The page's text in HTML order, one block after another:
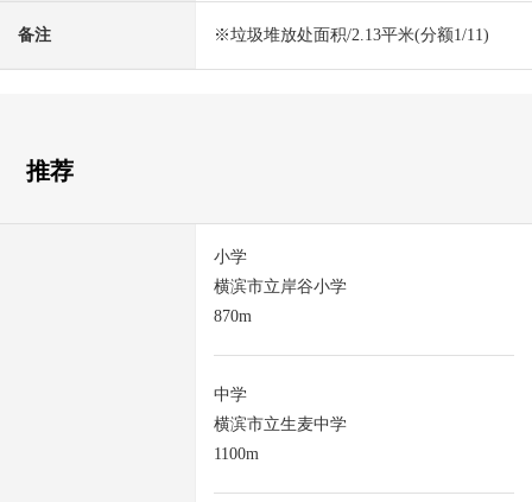
备注 ※垃圾堆放处面积/2.13平米(分额1/11)
推荐
小学
横滨市立岸谷小学
870m
中学
横滨市立生麦中学
1100m